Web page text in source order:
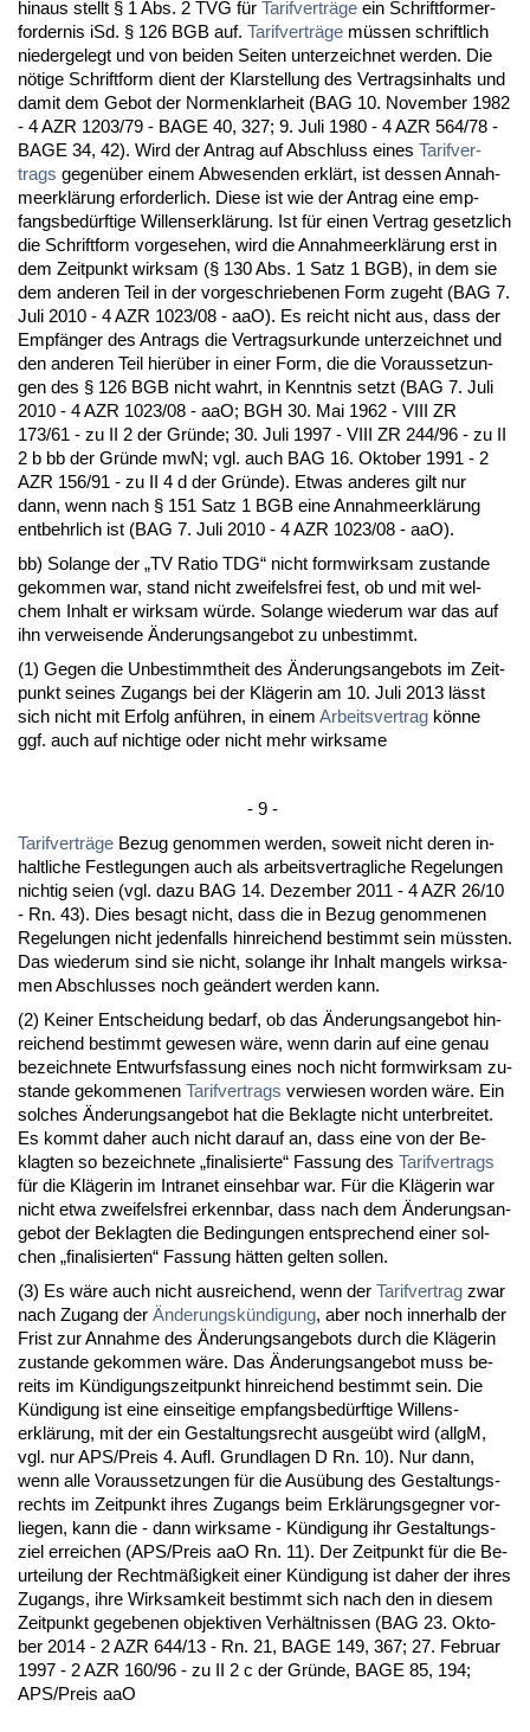
hin­aus stellt § 1 Abs. 2 TVG für Ta­rif­verträge ein Schrift­for­mer­
for­der­nis iSd. § 126 BGB auf. Ta­rif­verträge müssen schrift­lich
nie­der­ge­legt und von bei­den Sei­ten un­ter­zeich­net wer­den. Die
nöti­ge Schrift­form dient der Klar­stel­lung des Ver­trags­in­halts und
da­mit dem Ge­bot der Nor­men­klar­heit (BAG 10. No­vem­ber 1982
- 4 AZR 1203/79 - BA­GE 40, 327; 9. Ju­li 1980 - 4 AZR 564/78 -
BA­GE 34, 42). Wird der An­trag auf Ab­schluss ei­nes Ta­rif­ver­
trags ge­genüber ei­nem Ab­we­sen­den erklärt, ist des­sen An­nah­
me­erklärung er­for­der­lich. Die­se ist wie der An­trag ei­ne emp­
fangs­bedürf­ti­ge Wil­lens­erklärung. Ist für ei­nen Ver­trag ge­setz­lich
die Schrift­form vor­ge­se­hen, wird die An­nah­me­erklärung erst in
dem Zeit­punkt wirk­sam (§ 130 Abs. 1 Satz 1 BGB), in dem sie
dem an­de­ren Teil in der vor­ge­schrie­be­nen Form zu­geht (BAG 7.
Ju­li 2010 - 4 AZR 1023/08 - aaO). Es reicht nicht aus, dass der
Empfänger des An­trags die Ver­trags­ur­kun­de un­ter­zeich­net und
den an­de­ren Teil hierüber in ei­ner Form, die die Vor­aus­set­zun­
gen des § 126 BGB nicht wahrt, in Kennt­nis setzt (BAG 7. Ju­li
2010 - 4 AZR 1023/08 - aaO; BGH 30. Mai 1962 - VIII ZR
173/61 - zu II 2 der Gründe; 30. Ju­li 1997 - VIII ZR 244/96 - zu II
2 b bb der Gründe mwN; vgl. auch BAG 16. Ok­to­ber 1991 - 2
AZR 156/91 - zu II 4 d der Gründe). Et­was an­de­res gilt nur
dann, wenn nach § 151 Satz 1 BGB ei­ne An­nah­me­erklärung
ent­behr­lich ist (BAG 7. Ju­li 2010 - 4 AZR 1023/08 - aaO).
bb) So­lan­ge der „TV Ra­tio TDG“ nicht form­wirk­sam zu­stan­de
ge­kom­men war, stand nicht zwei­fels­frei fest, ob und mit wel­
chem In­halt er wirk­sam würde. So­lan­ge wie­der­um war das auf
ihn ver­wei­sen­de Ände­rungs­an­ge­bot zu un­be­stimmt.
(1) Ge­gen die Un­be­stimmt­heit des Ände­rungs­an­ge­bots im Zeit­
punkt sei­nes Zu­gangs bei der Kläge­rin am 10. Ju­li 2013 lässt
sich nicht mit Er­folg anführen, in ei­nem Ar­beits­ver­trag könne
ggf. auch auf nich­ti­ge oder nicht mehr wirk­sa­me
- 9 -
Ta­rif­verträge Be­zug ge­nom­men wer­den, so­weit nicht de­ren in­
halt­li­che Fest­le­gun­gen auch als ar­beits­ver­trag­li­che Re­ge­lun­gen
nich­tig sei­en (vgl. da­zu BAG 14. De­zem­ber 2011 - 4 AZR 26/10
- Rn. 43). Dies be­sagt nicht, dass die in Be­zug ge­nom­me­nen
Re­ge­lun­gen nicht je­den­falls hin­rei­chend be­stimmt sein müss­ten.
Das wie­der­um sind sie nicht, so­lan­ge ihr In­halt man­gels wirk­sa­
men Ab­schlus­ses noch geändert wer­den kann.
(2) Kei­ner Ent­schei­dung be­darf, ob das Ände­rungs­an­ge­bot hin­
rei­chend be­stimmt ge­we­sen wäre, wenn dar­in auf ei­ne ge­nau
be­zeich­ne­te Ent­wurfs­fas­sung ei­nes noch nicht form­wirk­sam zu­
stan­de ge­kom­me­nen Ta­rif­ver­trags ver­wie­sen wor­den wäre. Ein
sol­ches Ände­rungs­an­ge­bot hat die Be­klag­te nicht un­ter­brei­tet.
Es kommt da­her auch nicht dar­auf an, dass ei­ne von der Be­
klag­ten so be­zeich­ne­te „fi­na­li­sier­te“ Fas­sung des Ta­rif­ver­trags
für die Kläge­rin im In­tra­net ein­seh­bar war. Für die Kläge­rin war
nicht et­wa zwei­fels­frei er­kenn­bar, dass nach dem Ände­rungs­an­
ge­bot der Be­klag­ten die Be­din­gun­gen ent­spre­chend ei­ner sol­
chen „fi­na­li­sier­ten“ Fas­sung hätten gel­ten sol­len.
(3) Es wäre auch nicht aus­rei­chend, wenn der Ta­rif­ver­trag zwar
nach Zu­gang der Ände­rungskündi­gung, aber noch in­ner­halb der
Frist zur An­nah­me des Ände­rungs­an­ge­bots durch die Kläge­rin
zu­stan­de ge­kom­men wäre. Das Ände­rungs­an­ge­bot muss be­
reits im Kündi­gungs­zeit­punkt hin­rei­chend be­stimmt sein. Die
Kündi­gung ist ei­ne ein­sei­ti­ge emp­fangs­bedürf­ti­ge Wil­lens­
erklärung, mit der ein Ge­stal­tungs­recht aus­geübt wird (allgM,
vgl. nur APS/Preis 4. Aufl. Grund­la­gen D Rn. 10). Nur dann,
wenn al­le Vor­aus­set­zun­gen für die Ausübung des Ge­stal­tungs­
rechts im Zeit­punkt ih­res Zu­gangs beim Erklärungs­geg­ner vor­
lie­gen, kann die - dann wirk­sa­me - Kündi­gung ihr Ge­stal­tungs­
ziel er­rei­chen (APS/Preis aaO Rn. 11). Der Zeit­punkt für die Be­
ur­tei­lung der Rechtmäßig­keit ei­ner Kündi­gung ist da­her der ih­res
Zu­gangs, ih­re Wirk­sam­keit be­stimmt sich nach den in die­sem
Zeit­punkt ge­ge­be­nen ob­jek­ti­ven Verhält­nis­sen (BAG 23. Ok­to­
ber 2014 - 2 AZR 644/13 - Rn. 21, BA­GE 149, 367; 27. Fe­bru­ar
1997 - 2 AZR 160/96 - zu II 2 c der Gründe, BA­GE 85, 194;
APS/Preis aaO